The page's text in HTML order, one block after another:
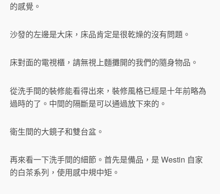
的感覺。
沙發的左邊是大床，床品肯定是很乾燥的沒有問題。
床對面的電視櫃，請無視上麵攤開的我們的隨身物品。
從洗手間的裝修能看得出來，裝修風格已經是十年前略為
過時的了。中間的隔斷是可以通過放下來的。
衛生間的大鏡子和雙台盆。
再來看一下洗手間的細節。首先是備品，是 Westin 自家
的白茶系列，使用感中規中矩。